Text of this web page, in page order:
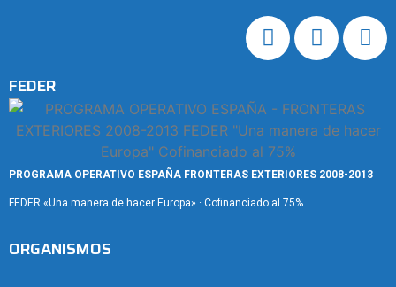
FEDER
PROGRAMA OPERATIVO ESPAÑA FRONTERAS EXTERIORES 2008-2013
FEDER «Una manera de hacer Europa» · Cofinanciado al 75%
ORGANISMOS